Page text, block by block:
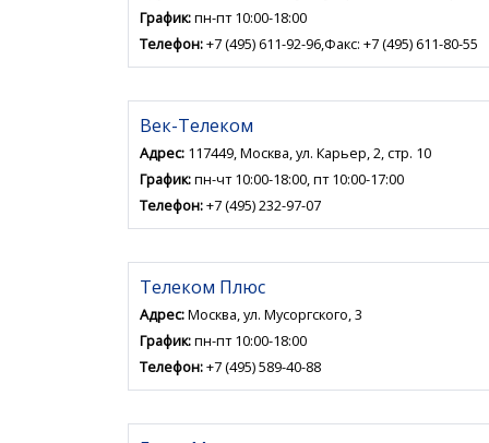
График:пн-пт 10:00-18:00
Телефон:+7 (495) 611-92-96,Факс: +7 (495) 611-80-55
Век-Телеком
Адрес: 117449, Москва, ул. Карьер, 2, стр. 10
График:пн-чт 10:00-18:00, пт 10:00-17:00
Телефон:+7 (495) 232-97-07
Телеком Плюс
Адрес:Москва, ул. Мусоргского, 3
График:пн-пт 10:00-18:00
Телефон:+7 (495) 589-40-88